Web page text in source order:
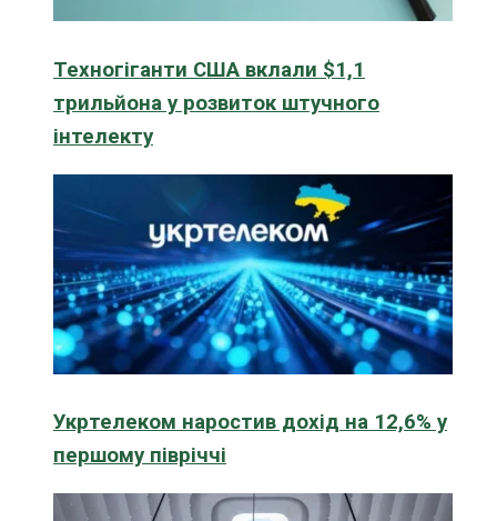
Техногіганти США вклали $1,1
трильйона у розвиток штучного
інтелекту
Укртелеком наростив дохід на 12,6% у
першому півріччі